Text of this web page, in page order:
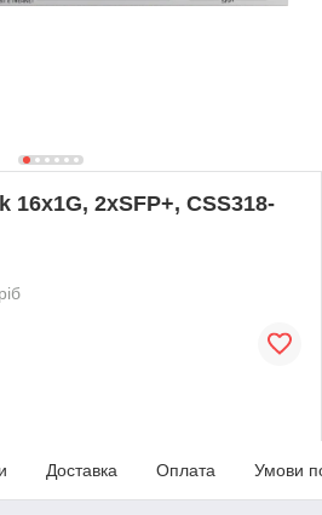
16x1G, 2xSFP+, CSS318-
Доставка Оплата Умови